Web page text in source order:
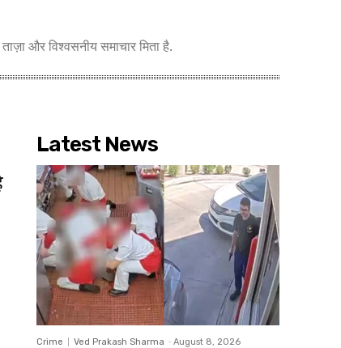
और विश्वसनीय समाचार मिता है.
Latest News
Crime Ved Prakash Sharma - August 8, 2026